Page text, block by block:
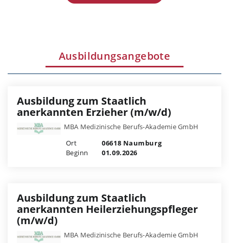
Ausbildungsangebote
Ausbildung zum Staatlich
anerkannten Erzieher (m/w/d)
MBA Medizinische Berufs-Akademie GmbH
Ort
06618 Naumburg
Beginn
01.09.2026
Ausbildung zum Staatlich
anerkannten Heilerziehungspfleger
(m/w/d)
MBA Medizinische Berufs-Akademie GmbH